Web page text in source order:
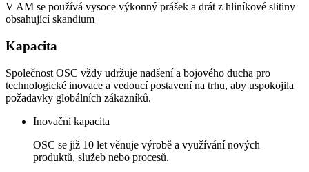
V AM se používá vysoce výkonný prášek a drát z hliníkové slitiny
obsahující skandium
Kapacita
Společnost OSC vždy udržuje nadšení a bojového ducha pro
technologické inovace a vedoucí postavení na trhu, aby uspokojila
požadavky globálních zákazníků.
Inovační kapacita
OSC se již 10 let věnuje výrobě a využívání nových
produktů, služeb nebo procesů.